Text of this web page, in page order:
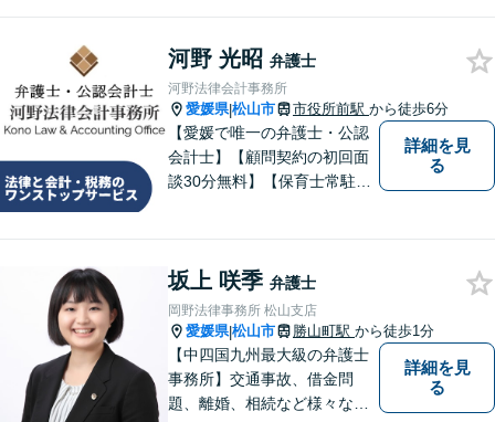
指します【オンライン相談
可】【松山市駅徒歩8分】
河野 光昭 弁護士
河野法律会計事務所
愛媛県|松山市 市役所前駅 から徒歩6分
【愛媛で唯一の弁護士・公認
会計士】【顧問契約の初回面
談30分無料】【保育士常駐】
せください。
詳細を見
る
坂上 咲季 弁護士
岡野法律事務所 松山支店
愛媛県|松山市 勝山町駅 から徒歩1分
【中四国九州最大級の弁護士
事務所】交通事故、借金問
題、離婚、相続など様々な問
詳細を見
る